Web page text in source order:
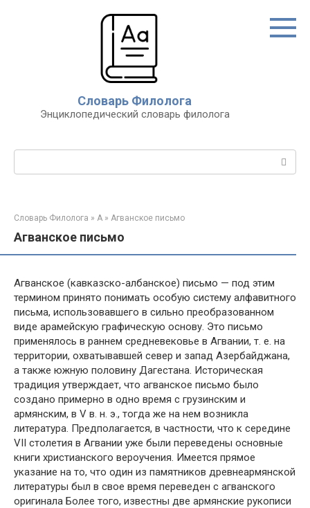
Словарь Филолога
Энциклопедический словарь филолога
Словарь Филолога » А » Агванское письмо
Агванское письмо
Агванское (кавказско-албанское) письмо — под этим
термином принято понимать особую систему алфавитного
письма, использовавшего в сильно преобразованном
виде арамейскую графическую основу. Это письмо
применялось в раннем средневековье в Агвании, т. е. на
территории, охватывавшей север и запад Азербайджана,
а также южную половину Дагестана. Историческая
традиция утверждает, что агванское письмо было
создано примерно в одно время с грузинским и
армянским, в V в. н. э., тогда же на нем возникла
литература. Предполагается, в частности, что к середине
VII столетия в Агвании уже были переведены основные
книги христианского вероучения. Имеется прямое
указание на то, что один из памятников древнеармянской
литературы был в свое время переведен с агванского
оригинала Более того, известны две армянские рукописи